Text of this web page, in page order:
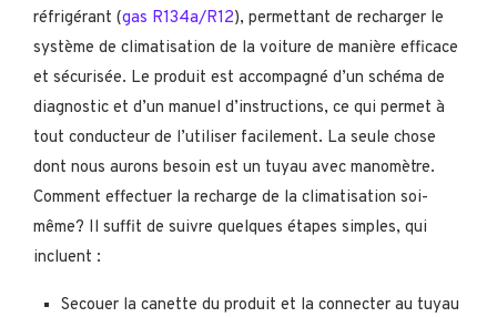
réfrigérant (gas R134a/R12), permettant de recharger le
système de climatisation de la voiture de manière efficace
et sécurisée. Le produit est accompagné d’un schéma de
diagnostic et d’un manuel d’instructions, ce qui permet à
tout conducteur de l’utiliser facilement. La seule chose
dont nous aurons besoin est un tuyau avec manomètre.
Comment effectuer la recharge de la climatisation soi-
même? Il suffit de suivre quelques étapes simples, qui
incluent :
Secouer la canette du produit et la connecter au tuyau